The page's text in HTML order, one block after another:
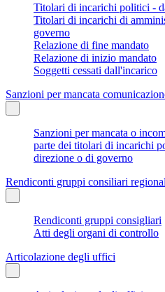
Titolari di incarichi politici -
Titolari di incarichi di
governo
Relazione di fine mandato
Relazione di inizio mandato
Soggetti cessati dall'incarico
Sanzioni per mancata
Sanzioni per mancata o
parte dei titolari di incarichi
direzione o di governo
Rendiconti gruppi consiliari
Rendiconti gruppi consigliari
Atti degli organi di controllo
Articolazione degli uffici